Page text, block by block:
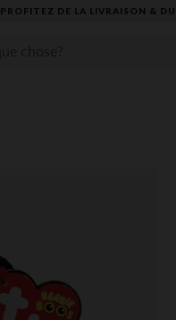
PROFITEZ DE LA LIVRAISON &